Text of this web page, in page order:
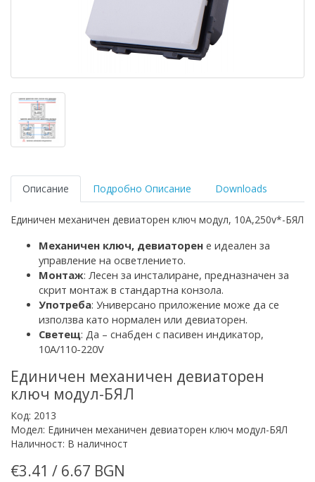
Описание Подробно Описание Downloads
Единичен механичен девиаторен ключ модул, 10A,250v*-БЯЛ
Механичен ключ, девиаторен е идеален за
управление на осветлението.
Монтаж: Лесен за инсталиране, предназначен за
скрит монтаж в стандартна конзола.
Употреба: Универсано приложение може да се
използва като нормален или девиаторен.
Светещ: Да – снабден с пасивен индикатор,
10A/110-220V
Единичен механичен девиаторен
ключ модул-БЯЛ
Код: 2013
Модел: Единичен механичен девиаторен ключ модул-БЯЛ
Наличност: В наличност
€3.41 / 6.67 BGN